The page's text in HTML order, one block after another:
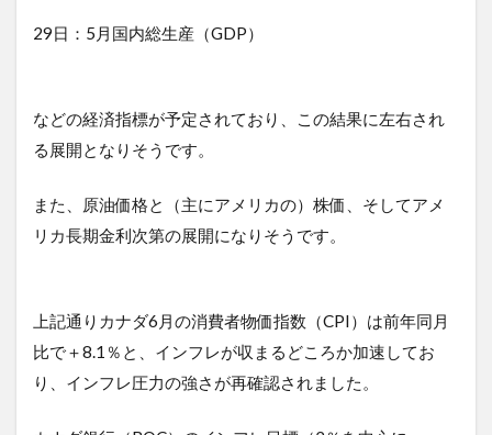
29日：5月国内総生産（GDP）
などの経済指標が予定されており、この結果に左右され
る展開となりそうです。
また、原油価格と（主にアメリカの）株価、そしてアメ
リカ長期金利次第の展開になりそうです。
上記通りカナダ6月の消費者物価指数（CPI）は前年同月
比で＋8.1％と、インフレが収まるどころか加速してお
り、インフレ圧力の強さが再確認されました。